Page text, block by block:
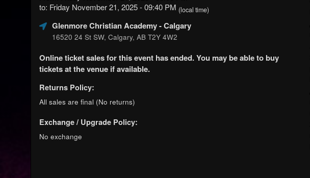
to: Friday November 21, 2025 - 09:40 PM (local time)
Glenmore Christian Academy- Calgary
16520 24 St SW, Calgary, AB T2Y 4W2
Online ticket sales for this event has ended. You may be able to buy
tickets at the venue if available.
Returns Policy:
All sales are final (No returns)
Exchange / Upgrade Policy:
No exchange